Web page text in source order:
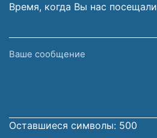
Время, когда Вы нас посещали
Ваше
Оставшиеся символы: 500